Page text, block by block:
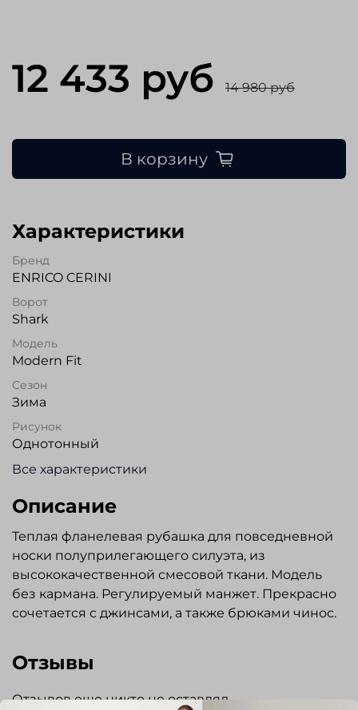
12 433 руб 14 980 руб
В корзину
Характеристики
Бренд
ENRICO CERINI
Ворот
Shark
Модель
Modern Fit
Сезон
Зима
Рисунок
Однотонный
Все характеристики
Описание
Теплая фланелевая рубашка для повседневной
носки полуприлегающего силуэта, из
высококачественной смесовой ткани. Модель
без кармана. Регулируемый манжет. Прекрасно
сочетается с джинсами, а также брюками чинос.
Отзывы
Отзывов еще никто не оставлял